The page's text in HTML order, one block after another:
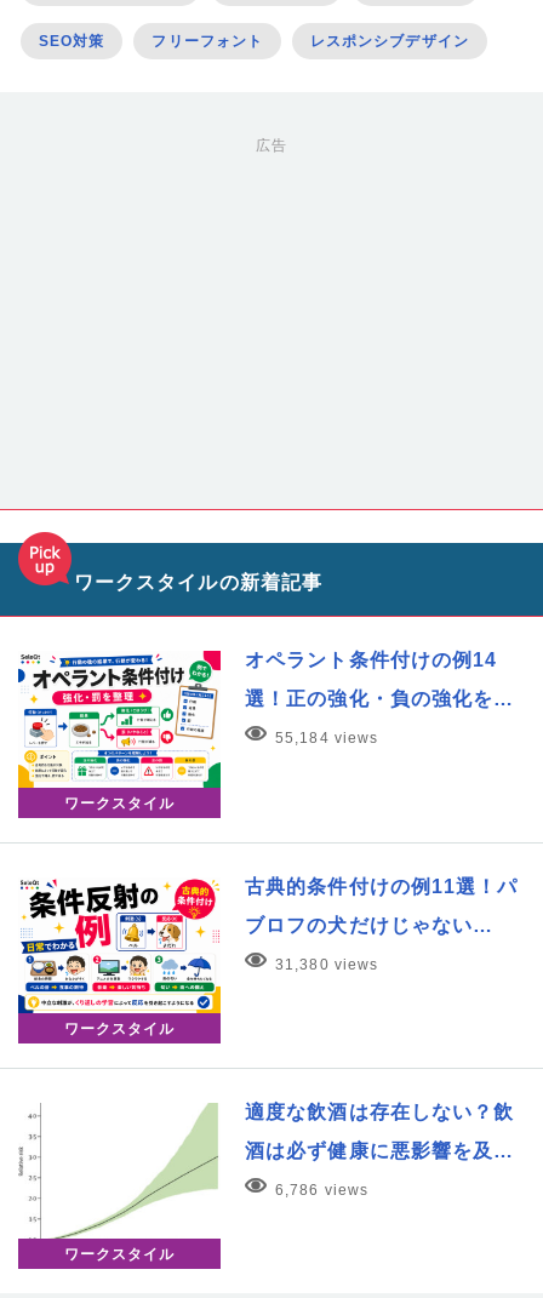
SEO対策 フリーフォント レスポンシブデザイン
広告
ワークスタイルの新着記事
ワークスタイル
オペラント条件付けの例14
選！正の強化・負の強化を…
55,184 views
ワークスタイル
古典的条件付けの例11選！パ
ブロフの犬だけじゃない…
31,380 views
ワークスタイル
適度な飲酒は存在しない？飲
酒は必ず健康に悪影響を及…
6,786 views